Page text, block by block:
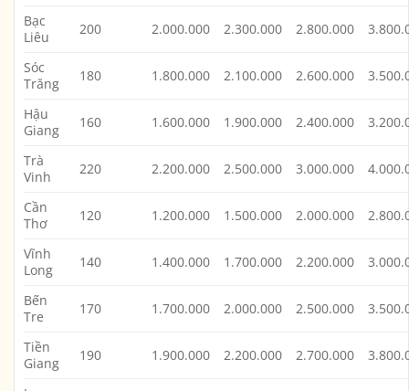
Bạc
Liêu
200 2.000.000 2.300.000 2.800.000
Sóc
Trăng
180 1.800.000 2.100.000 2.600.000
Hậu
Giang
160 1.600.000 1.900.000 2.400.000
Trà
Vinh
220 2.200.000 2.500.000 3.000.000
Cần
Thơ
120 1.200.000 1.500.000 2.000.000
Vĩnh
Long
140 1.400.000 1.700.000 2.200.000
Bến
Tre
170 1.700.000 2.000.000 2.500.000
Tiền
Giang
190 1.900.000 2.200.000 2.700.000